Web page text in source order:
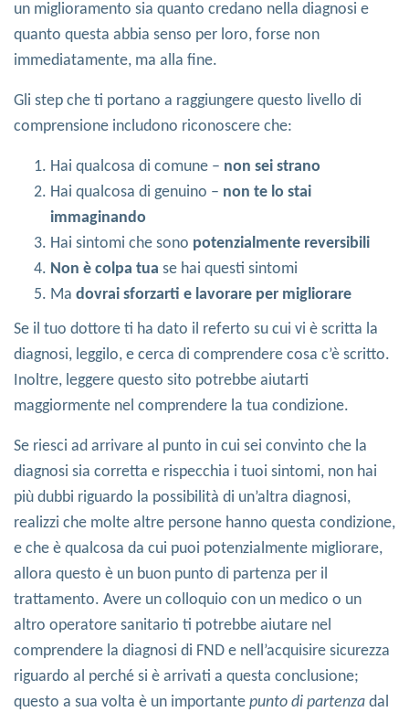
un miglioramento sia quanto credano nella diagnosi e
quanto questa abbia senso per loro, forse non
immediatamente, ma alla fine.
Gli step che ti portano a raggiungere questo livello di
comprensione includono riconoscere che:
Hai qualcosa di comune – non sei strano
Hai qualcosa di genuino – non te lo stai
immaginando
Hai sintomi che sono potenzialmente reversibili
Non è colpa tua se hai questi sintomi
Ma dovrai sforzarti e lavorare per migliorare
Se il tuo dottore ti ha dato il referto su cui vi è scritta la
diagnosi, leggilo, e cerca di comprendere cosa c’è scritto.
Inoltre, leggere questo sito potrebbe aiutarti
maggiormente nel comprendere la tua condizione.
Se riesci ad arrivare al punto in cui sei convinto che la
diagnosi sia corretta e rispecchia i tuoi sintomi, non hai
più dubbi riguardo la possibilità di un’altra diagnosi,
realizzi che molte altre persone hanno questa condizione,
e che è qualcosa da cui puoi potenzialmente migliorare,
allora questo è un buon punto di partenza per il
trattamento. Avere un colloquio con un medico o un
altro operatore sanitario ti potrebbe aiutare nel
comprendere la diagnosi di FND e nell’acquisire sicurezza
riguardo al perché si è arrivati a questa conclusione;
questo a sua volta è un importante punto di partenza dal